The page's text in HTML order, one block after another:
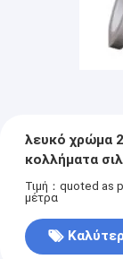
λευκό χρώμα
κολλήματα
H
Τιμή：quoted as
μέτρα